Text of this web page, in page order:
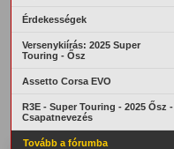
Érdekességek
Versenykiírás: 2025 Super
Touring - Ősz
Assetto Corsa EVO
R3E - Super Touring - 2025 Ősz -
Csapatnevezés
Tovább a fórumba